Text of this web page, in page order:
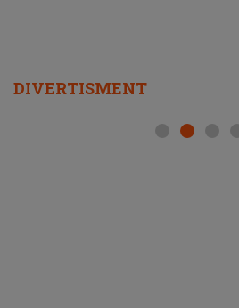
DIVERTISMENT